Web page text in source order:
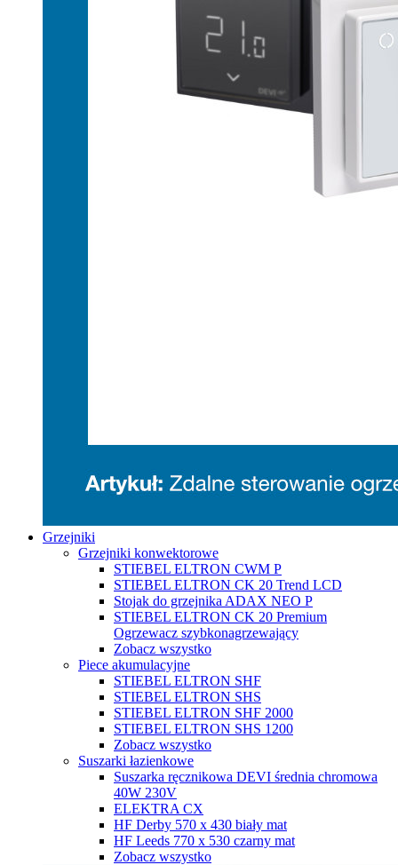
Grzejniki
Grzejniki konwektorowe
STIEBEL ELTRON CWM P
STIEBEL ELTRON CK 20 Trend LCD
Stojak do grzejnika ADAX NEO P
STIEBEL ELTRON CK 20 Premium
Ogrzewacz szybkonagrzewający
Zobacz wszystko
Piece akumulacyjne
STIEBEL ELTRON SHF
STIEBEL ELTRON SHS
STIEBEL ELTRON SHF 2000
STIEBEL ELTRON SHS 1200
Zobacz wszystko
Suszarki łazienkowe
Suszarka ręcznikowa DEVI średnia chromowa
40W 230V
ELEKTRA CX
HF Derby 570 х 430 biały mat
HF Leeds 770 х 530 czarny mat
Zobacz wszystko